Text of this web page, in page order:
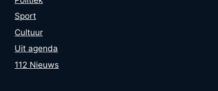
Sport
Cultuur
Uit agenda
112 Nieuws